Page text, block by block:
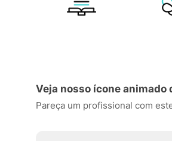
Veja nosso ícone animado
Pareça um profissional com